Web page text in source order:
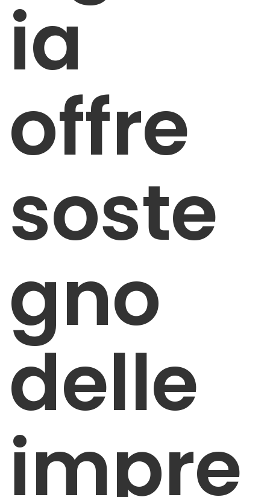
ia
offre
soste
gno
delle
impre